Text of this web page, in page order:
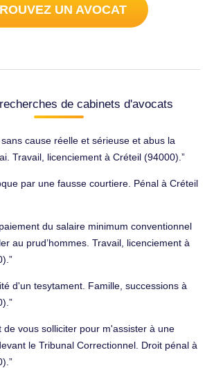
UN AVOCAT
de cabinets d'avocats
cause réelle et sérieuse et abus la
Travail, licenciement à Créteil (94000).
par une fausse courtiere. Pénal à Créteil
du salaire minimum conventionnel
au prud’hommes. Travail, licenciement à
d'un tesytament. Famille, successions à
de vous solliciter pour m'assister à une
le Tribunal Correctionnel. Droit pénal à